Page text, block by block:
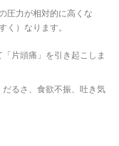
圧力が相対的に高くな
）なります。
片頭痛」を引き起こしま
るさ、食欲不振、吐き気